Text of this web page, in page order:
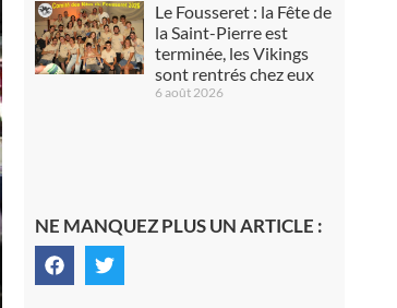
Le Fousseret : la Fête de
la Saint-Pierre est
terminée, les Vikings
sont rentrés chez eux
6 août 2026
NE MANQUEZ PLUS UN ARTICLE :